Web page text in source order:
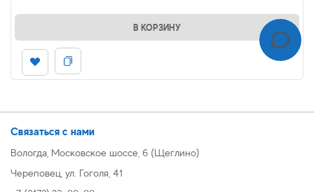
В КОРЗИНУ
Связаться с нами
Вологда, Московское шоссе, 6 (Щеглино)
Череповец, ул. Гоголя, 41